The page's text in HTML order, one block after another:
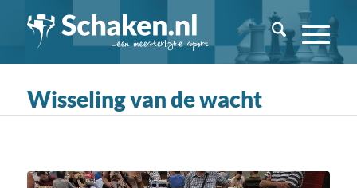
Wisseling van de wacht